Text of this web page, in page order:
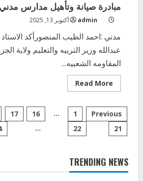
مبادرة صيانة وتأهيل مدارس مدني
admin أكتوبر 13, 2025
مدني :احمد الطيب المنصورأكد الاستاذ
عبدالله وزير التربيه والتعليم ولاية
المقاومه الشعبيه...
Read More
more
صيانة
وتأهيل
مدارس
مدني
الثانويه
Posts
pagination
Previous
1
…
16
17
21
22
…
TRENDING NEWS
4
مدير إدارة الجودة و
بوزارة التربية تشارك
الأول لمديري الجودة
يوليو 29, 2026
إدارة الأنشطة
1
اخر الاخبار
وزير التربية